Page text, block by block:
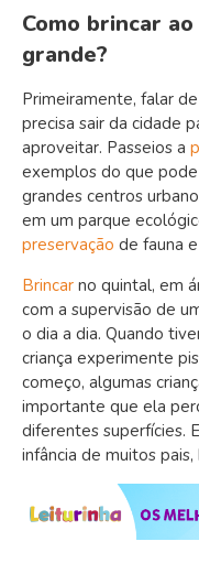
Como brincar
grande?
Primeiramente, falar
precisa sair da cidade
aproveitar. Passeios a
exemplos do que
grandes centros
em um parque
preservação de fauna
Brincar no quintal, em
com a supervisão de
o dia a dia. Quando
criança experimente
começo, algumas
importante que ela
diferentes superfícies.
infância de muitos